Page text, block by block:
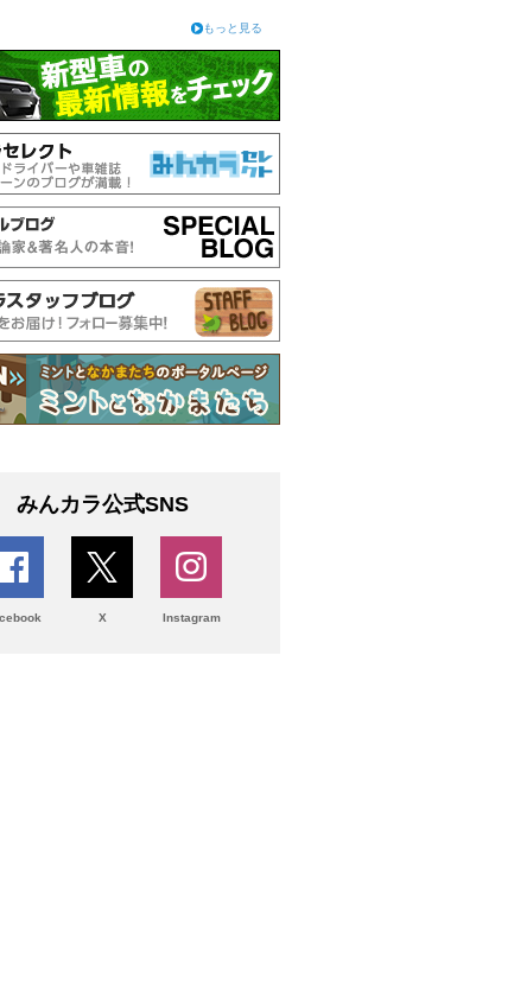
もっと見る
みんカラ公式SNS
X Instagram